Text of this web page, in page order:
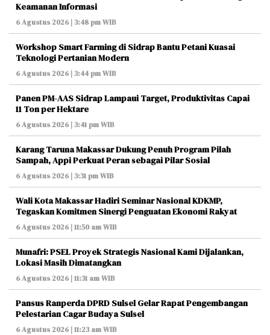
Keamanan Informasi
6 Agustus 2026 | 3:48 pm WIB
Workshop Smart Farming di Sidrap Bantu Petani Kuasai
Teknologi Pertanian Modern
6 Agustus 2026 | 3:44 pm WIB
Panen PM-AAS Sidrap Lampaui Target, Produktivitas Capai
11 Ton per Hektare
6 Agustus 2026 | 3:41 pm WIB
Karang Taruna Makassar Dukung Penuh Program Pilah
Sampah, Appi Perkuat Peran sebagai Pilar Sosial
6 Agustus 2026 | 3:31 pm WIB
Wali Kota Makassar Hadiri Seminar Nasional KDKMP,
Tegaskan Komitmen Sinergi Penguatan Ekonomi Rakyat
6 Agustus 2026 | 11:50 am WIB
Munafri: PSEL Proyek Strategis Nasional Kami Dijalankan,
Lokasi Masih Dimatangkan
6 Agustus 2026 | 11:31 am WIB
Pansus Ranperda DPRD Sulsel Gelar Rapat Pengembangan
Pelestarian Cagar Budaya Sulsel
6 Agustus 2026 | 11:23 am WIB